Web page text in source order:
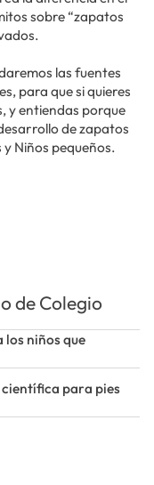
sobre “zapatos
las fuentes
para que si quieres
y entiendas porque
de zapatos
Niños pequeños.
de Colegio
los niños que
para pies